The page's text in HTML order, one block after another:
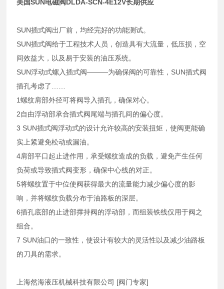
美国SUN电磁阀DLDA-SCN-4E12V长期供应
SUN插式阀出厂前，均经完好的功能测试。
SUN插式阀给于工程技术人员，创造具有大流量，低压损，空
间效益大，以及易于安装的油压系统。
SUN浮动式螺入插式阀———为确保阀的可靠性，SUN插式阀
插孔考虑了……
1螺纹肩部外径可将阀导入插孔，确保对心。
2自由浮动部承合插式阀尾端与插孔间的偏心度。
3 SUN插式阀浮动式的设计允许较高的安装扭矩，使阀更能确
实上紧避免松动或漏油。
4肩部平口起止进作用，承受螺纹造成的负载，避免产生任何
负荷或导致插式阀变形，确保中心线的对正。
5将螺纹置于中位使阀获得最大的流量能力减少偏心度的影
响，并将螺纹负载分布于油路板的深层。
6插孔底部的止进部撑持阀的浮动部，而组装铁线仅用于阀之
组合。
7 SUN油口的一致性，使设计有较大的灵活性以及减少油路板
的刀具的需求。
上海然海液压机械科技有限公司 [阀门专家]